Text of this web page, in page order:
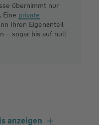
übernimmt nur
Eine private
Ihren Eigenanteil
– sogar bis auf null
anzeigen